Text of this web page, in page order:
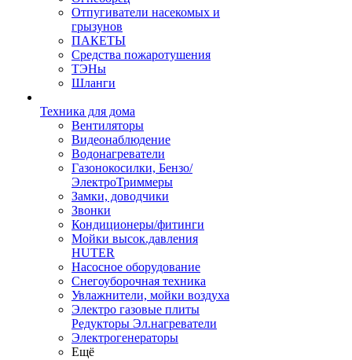
Отпугиватели насекомых и
грызунов
ПАКЕТЫ
Средства пожаротушения
ТЭНы
Шланги
Техника для дома
Вентиляторы
Видеонаблюдение
Водонагреватели
Газонокосилки, Бензо/
ЭлектроТриммеры
Замки, доводчики
Звонки
Кондиционеры/фитинги
Мойки высок.давления
HUTER
Насосное оборудование
Снегоуборочная техника
Увлажнители, мойки воздуха
Электро газовые плиты
Редукторы Эл.нагреватели
Электрогенераторы
Ещё